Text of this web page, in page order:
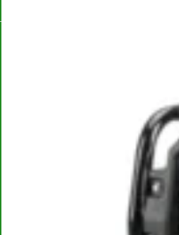
JASIC MIG 200 (N268) -
Aparate de sudura MIG-